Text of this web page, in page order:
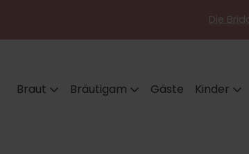
Die
Braut Bräutigam Gäste Kinder